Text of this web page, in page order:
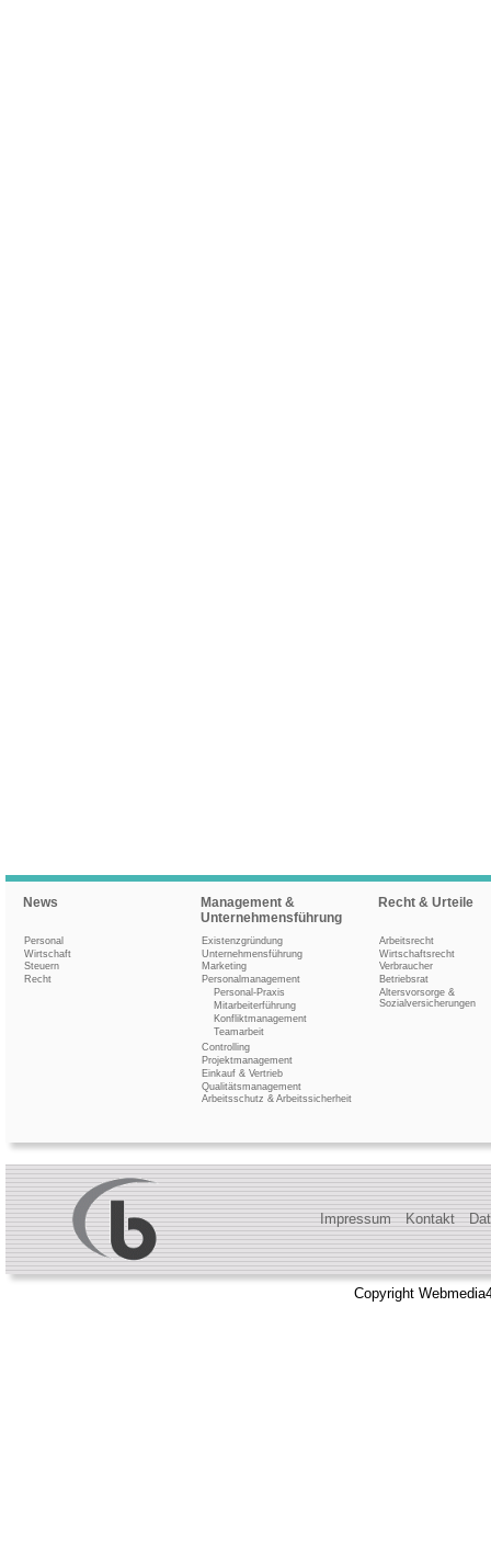
News
Personal
Wirtschaft
Steuern
Recht
Management &
Unternehmensführung
Existenzgründung
Unternehmensführung
Marketing
Personalmanagement
Personal-Praxis
Mitarbeiterführung
Konfliktmanagement
Teamarbeit
Controlling
Projektmanagement
Einkauf & Vertrieb
Qualitätsmanagement
Arbeitsschutz & Arbeitssicherheit
Recht & Urteile
Arbeitsrecht
Wirtschaftsrecht
Verbraucher
Betriebsrat
Altersvorsorge &
Sozialversicherungen
Impressum Kontakt
Copyright